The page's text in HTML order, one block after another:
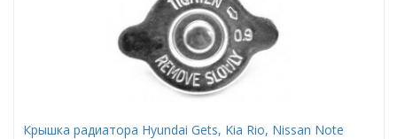
Крышка радиатора Hyundai Gets, Kia Rio, Nissan Note